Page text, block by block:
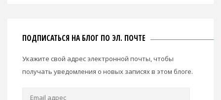
ПОДПИСАТЬСЯ НА БЛОГ ПО ЭЛ. ПОЧТЕ
Укажите свой адрес электронной почты, чтобы
получать уведомления о новых записях в этом блоге.